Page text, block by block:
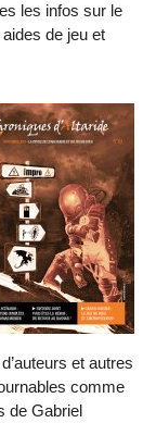
les infos sur le
de jeu et
et autres
comme
de Gabriel